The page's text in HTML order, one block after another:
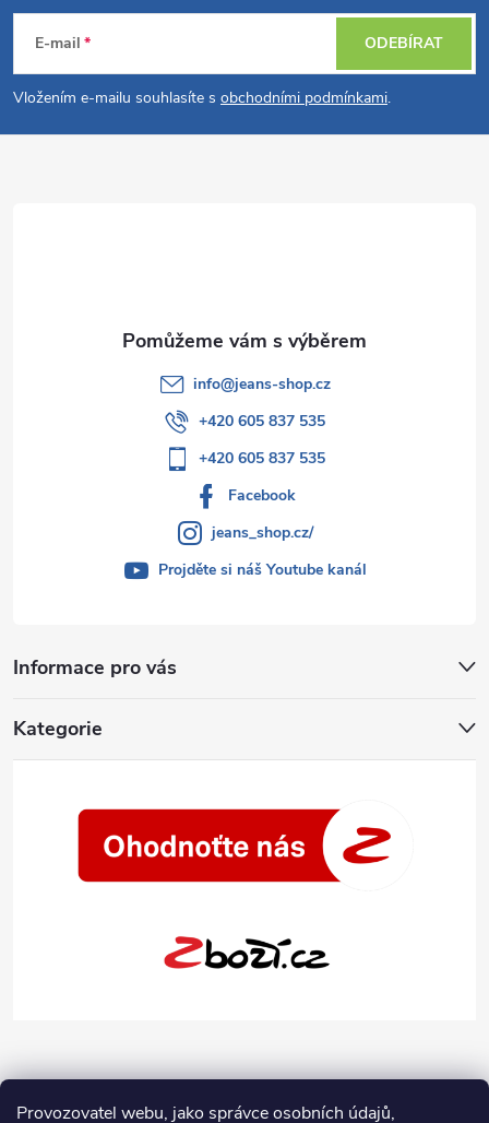
Provozovatel webu, jako správce osobních údajů,
p
E-mail
Vložením e-mailu souhlasíte s obchodními podmínkami.
ODEBÍRAT
Informace pro vás
Kategorie
info@jeans-shop.cz
+420 605 837 535
+420 605 837 535
Facebook
jeans_shop.cz/
Projděte si náš Youtube kanál